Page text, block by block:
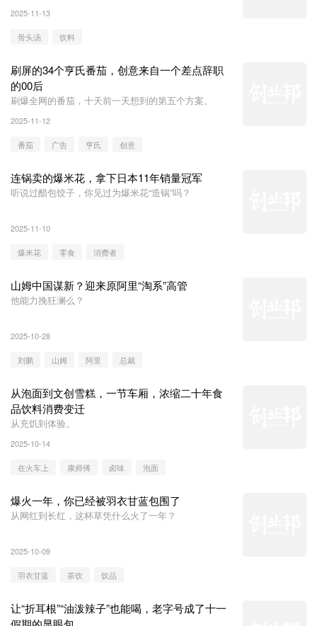
消费空间。
2025-11-13
骨头汤 饮料
刷屏的34个亨氏番茄，创意来自一个差点辞职
的00后
刷爆全网的番茄，十天前一天想到的第五个方案。
2025-11-12
番茄 广告 亨氏 创意
连锅卖的爆米花，拿下日本11年销量冠军
听说过醋包饺子，你见过为爆米花“造锅”吗？
2025-11-10
爆米花 零食 消费者
山姆中国谋新？迎来原阿里“淘系”高管
他能力挽狂澜么？
2025-10-28
刘鹏 山姆 阿里 总裁
从泡面到文创雪糕，一节车厢，浓缩二十年食
品饮料消费变迁
从充饥到体验。
2025-10-14
在火车上 康师傅 卤味 泡面
爆火一年，你已经被羽衣甘蓝包围了
从网红到长红，这杯草凭什么火了一年？
2025-10-09
羽衣甘蓝 茶饮 饮品
让“折耳根”“油泼辣子”也能喝，老字号成了十一